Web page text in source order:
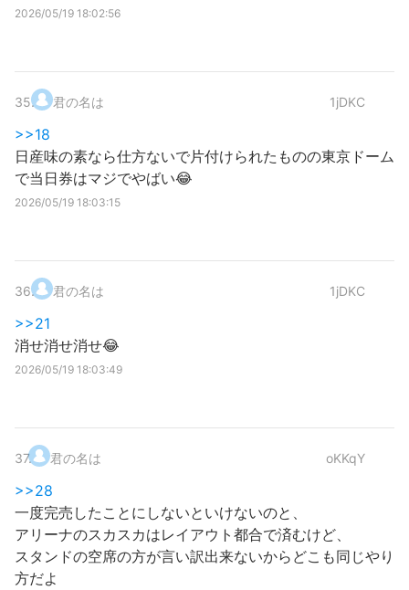
2026/05/19 18:02:56
35. 君の名は 1jDKC
>>18
日産味の素なら仕方ないで片付けられたものの東京ドーム
で当日券はマジでやばい😂
2026/05/19 18:03:15
36. 君の名は 1jDKC
>>21
消せ消せ消せ😂
2026/05/19 18:03:49
37. 君の名は oKKqY
>>28
一度完売したことにしないといけないのと、
アリーナのスカスカはレイアウト都合で済むけど、
スタンドの空席の方が言い訳出来ないからどこも同じやり
方だよ